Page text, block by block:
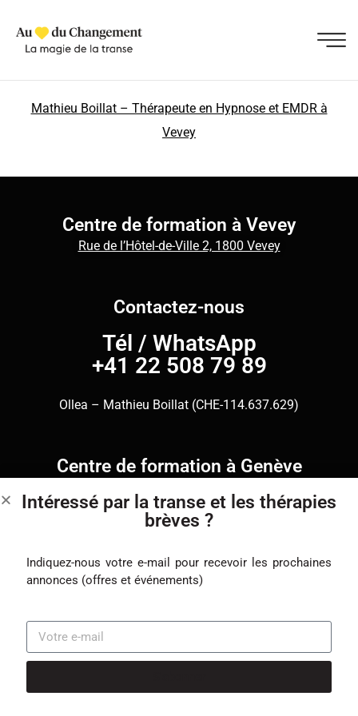
Mathieu Boillat – Thérapeute en Hypnose et EMDR à
Vevey
Centre de formation à Vevey
Rue de l’Hôtel-de-Ville 2, 1800 Vevey
Contactez-nous
Tél / WhatsApp
+41 22 508 79 89
Ollea – Mathieu Boillat (CHE-114.637.629)
Centre de formation à Genève
LinkedIn Facebook YouTube
Newsletter
WhatsApp
Conditions générales
Intéressé par la transe et les thérapies
brèves ?
Indiquez-nous votre e-mail pour recevoir les prochaines
annonces (offres et événements)